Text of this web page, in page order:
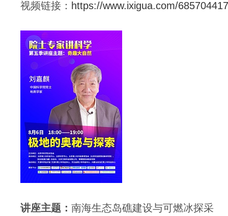
视频链接： https://www.ixigua.com/
讲座主题： 南海生态岛礁建设与可燃冰探采